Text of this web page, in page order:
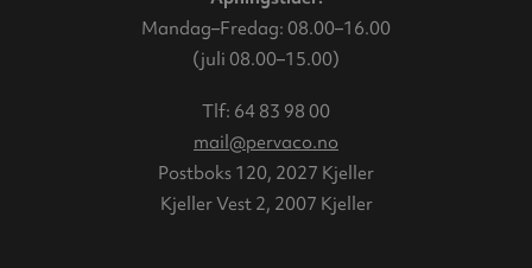
Mandag–Fredag: 08.00–16.00
(juli 08.00–15.00)
Tlf: 64 83 98 00
mail@pervaco.no
Postboks 120, 2027 Kjeller
Kjeller Vest 2, 2007 Kjeller